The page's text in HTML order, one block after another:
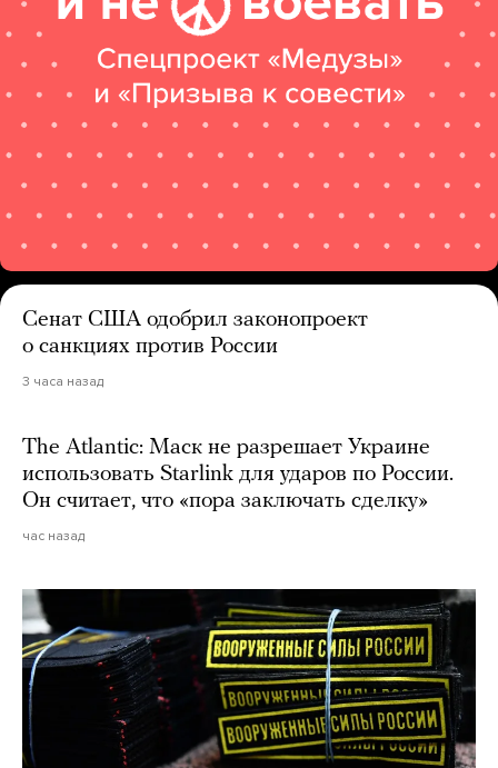
Сенат США одобрил законопроект
о санкциях против России
3 часа назад
The Atlantic: Маск не разрешает Украине
использовать Starlink для ударов по России.
Он считает, что «пора заключать сделку»
час назад